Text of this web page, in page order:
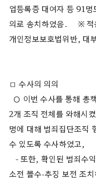
업등록증 대여자 등 91
의로 송치하였음.
※ 적
개인정보보호법위반, 대
□ 수사의 의의
○ 이번 수사를 통해 총
2개 조직 전체를 와해시
명에 대해 범죄집단조직
수 있도록 수사하였고,
- 또한, 확인된 범죄수
소전 몰수·추징 보전 조